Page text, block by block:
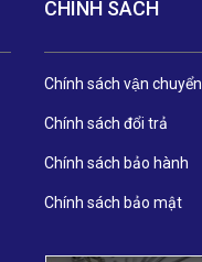
CHÍNH SÁCH
Chính sách vận chuyển
Chính sách đổi trả
Chính sách bảo hành
Chính sách bảo mật